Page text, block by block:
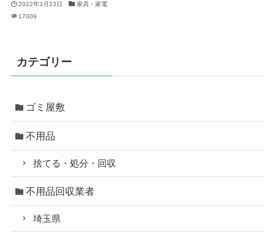
2022年3月23日
家具・家電
17009
カテゴリー
ゴミ屋敷
不用品
捨てる・処分・回収
不用品回収業者
埼玉県